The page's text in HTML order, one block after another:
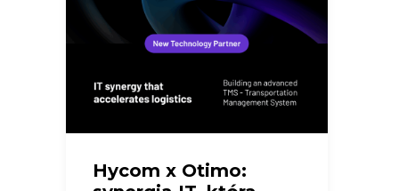
Hycom x Otimo: